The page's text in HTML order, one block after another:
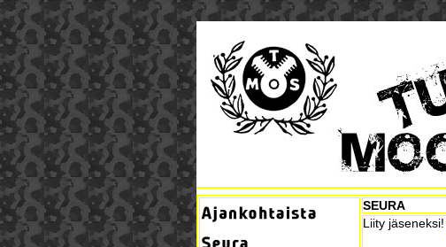
SEURA
Liity jäseneksi!